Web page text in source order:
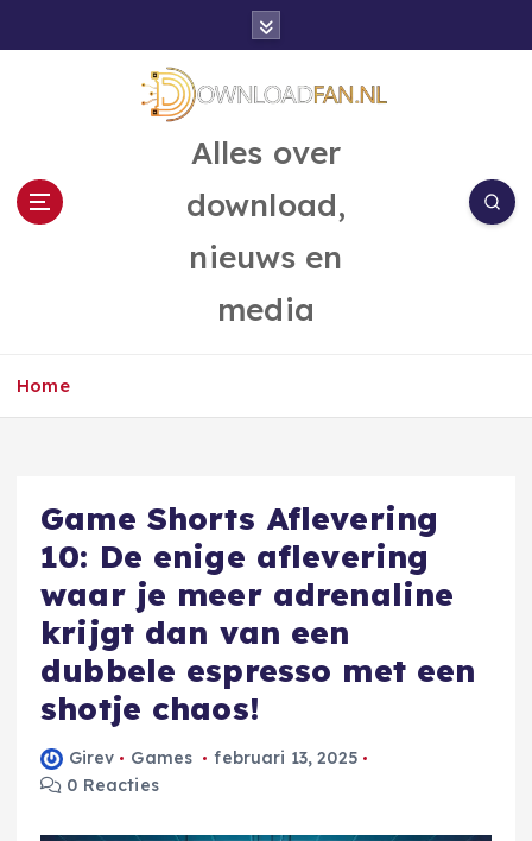
Alles over
download,
nieuws en
media
Home
Game Shorts Aflevering
10: De enige aflevering
waar je meer adrenaline
krijgt dan van een
dubbele espresso met een
shotje chaos!
Girev Games
februari 13, 2025
0 Reacties